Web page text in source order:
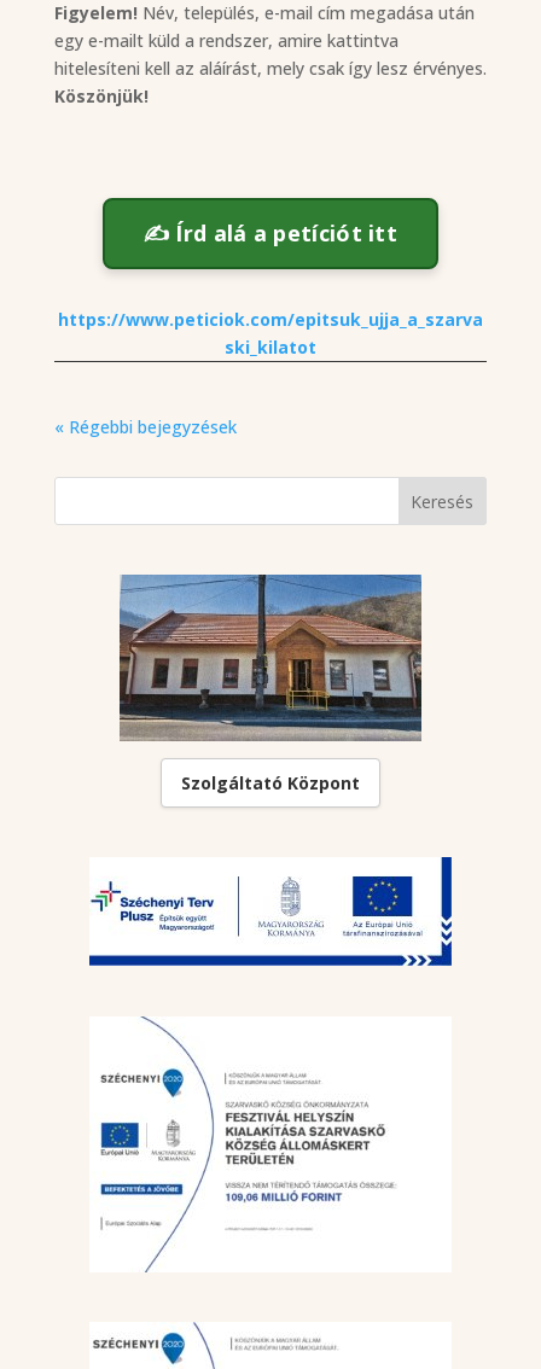
Figyelem! Név, település, e-mail cím megadása után
egy e-mailt küld a rendszer, amire kattintva
hitelesíteni kell az aláírást, mely csak így lesz érvényes.
Köszönjük!
✍️ Írd alá a petíciót itt
https://www.peticiok.com/epitsuk_ujja_a_szarva
ski_kilatot
« Régebbi bejegyzések
Szolgáltató Központ